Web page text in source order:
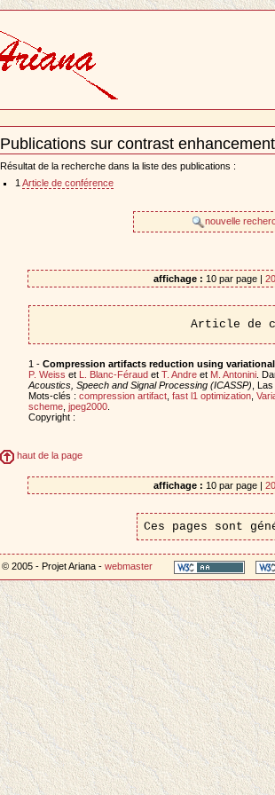
Publications sur contrast enhancement
Document
Actions
Résultat de la recherche dans la liste des publications :
1 Article de conférence
nouvelle
affichage : 10 par page |
Article de
1 - Compression artifacts reduction using
P. Weiss et L. Blanc-Féraudet T. Andreet M. Antonini.
Acoustics, Speech and Signal Processing (ICASSP) ,
Mots-clés : compression artifact, fast l1 optimization,
scheme, jpeg2000.
Copyright :
haut de la page
affichage : 10 par page |
Ces pages sont
© 2005 - Projet Ariana -webmaster